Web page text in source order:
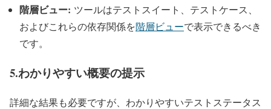
階層ビュー: ツールはテストスイート、テストケース、
およびこれらの依存関係を階層ビューで表示できるべき
です。
5.わかりやすい概要の提示
詳細な結果も必要ですが、わかりやすいテストステータス